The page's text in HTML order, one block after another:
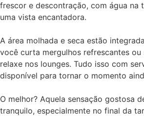
frescor e descontração, com água na
uma vista encantadora.
A área molhada e seca estão
você curta mergulhos refrescantes ou
relaxe nos lounges. Tudo isso com
disponível para tornar o momento
O melhor? Aquela sensação gostosa
tranquilo, especialmente no final da